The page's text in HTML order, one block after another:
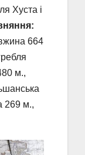
Хуста і
664
м.,
269 м.,